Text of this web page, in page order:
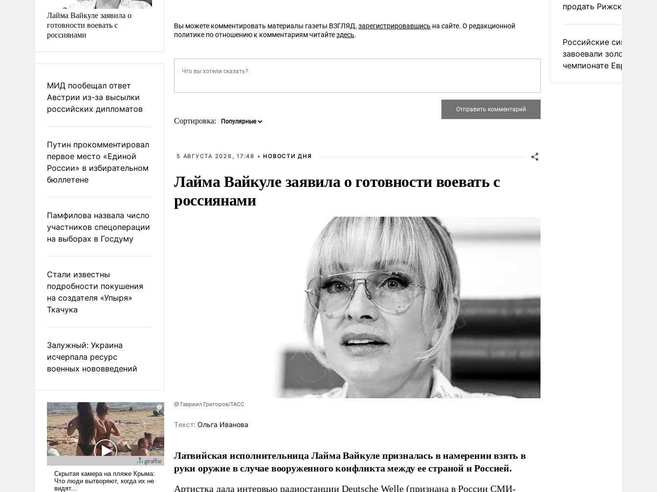
Лайма Вайкуле заявила о
готовности воевать с
россиянами
МИД пообещал ответ
Австрии из-за высылки
российских дипломатов
Путин прокомментировал
первое место «Единой
России» в избирательном
бюллетене
Памфилова назвала число
участников спецоперации
на выборах в Госдуму
Стали известны
подробности покушения
на создателя «Упыря»
Ткачука
Залужный: Украина
исчерпала ресурс
военных нововведений
Вы можете комментировать материалы газеты ВЗГЛЯД, зарегистрировавшись на сайте. О редакционной
политике по отношению к комментариям читайтездесь.
Сортировка:
5 АВГУСТА 2026, 17:48 • НОВОСТИ ДНЯ
Лайма Вайкуле заявила о готовности воевать с
россиянами
@ Гавриил Григоров/ТАСС
Tекст: Ольга Иванова
Латвийская исполнительница Лайма Вайкуле призналась в намерении взять в
руки оружие в случае вооруженного конфликта между ее страной и Россией.
Артистка дала интервью радиостанции Deutsche Welle (признана в России СМИ-
продать Рижский
Российские
завоевали золото на
чемпионате Европы